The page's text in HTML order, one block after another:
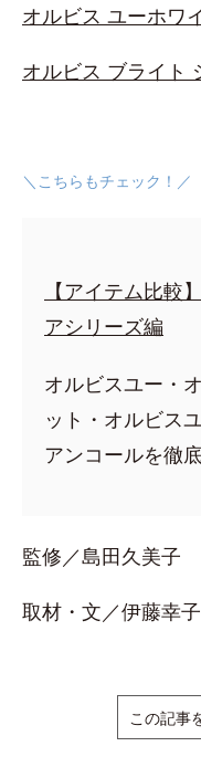
オルビス ユーホワ
オルビス ブライト
＼こちらもチェック！／
【アイテム比較
アシリーズ編
オルビスユー・
ット・オルビス
アンコールを徹
監修／島田久美子
取材・文／伊藤幸子
この記事